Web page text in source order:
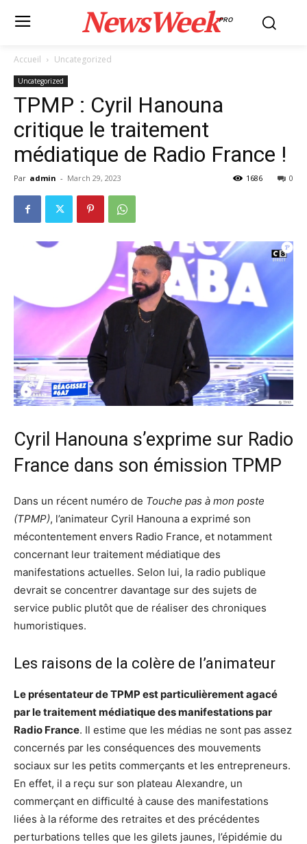
NewsWeekPRO
Accueil Uncategorized
Uncategorized
TPMP : Cyril Hanouna
critique le traitement
médiatique de Radio France !
Par admin - March 29, 2023 0
1686
Cyril Hanouna s’exprime sur Radio
France dans son émission TPMP
Dans un récent numéro de Touche pas à mon poste
(TPMP), l’animateur Cyril Hanouna a exprimé son
mécontentement envers Radio France, et notamment
concernant leur traitement médiatique des
manifestations actuelles. Selon lui, la radio publique
devrait se concentrer davantage sur des sujets de
service public plutôt que de réaliser des chroniques
humoristiques.
Les raisons de la colère de l’animateur
Le présentateur de TPMP est particulièrement agacé
par le traitement médiatique des manifestations par
Radio France. Il estime que les médias ne sont pas assez
concernés par les conséquences des mouvements
sociaux sur les petits commerçants et les entrepreneurs.
En effet, il a reçu sur son plateau Alexandre, un
commerçant en difficulté à cause des manifestations
liées à la réforme des retraites et des précédentes
perturbations telles que les gilets jaunes, l’épidémie du